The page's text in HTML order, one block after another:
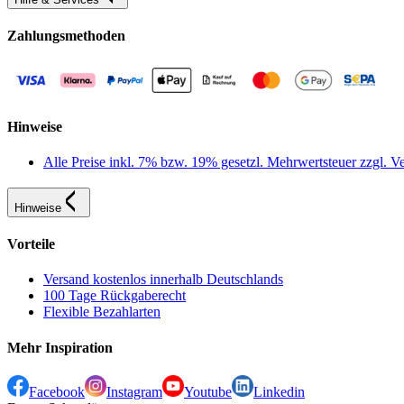
Zahlungsmethoden
Hinweise
Alle Preise inkl. 7% bzw. 19% gesetzl. Mehrwertsteuer zzgl.
Hinweise
Vorteile
Versand kostenlos innerhalb Deutschlands
100 Tage Rückgaberecht
Flexible Bezahlarten
Mehr Inspiration
Facebook Instagram Youtube
Linkedin